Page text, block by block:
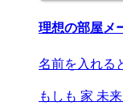
理想の部屋メ
名前を入れる
もしも 家 未来